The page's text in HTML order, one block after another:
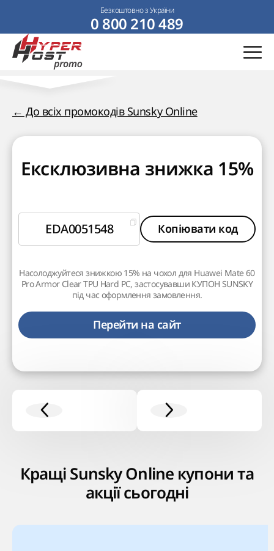
Безкоштовно з України
0 800 210 489
← До всіх промокодів Sunsky Online
Ексклюзивна знижка 15%
EDA0051548 Копіювати код
Насолоджуйтеся знижкою 15% на чохол для Huawei Mate 60
Pro Armor Clear TPU Hard PC, застосувавши КУПОН SUNSKY
під час оформлення замовлення.
Перейти на сайт
Кращі Sunsky Online купони та
акції сьогодні